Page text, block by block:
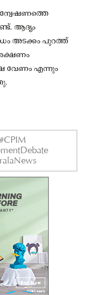
ആദ്യം
അടക്കം പുറത്ത്
വേണം എന്നും